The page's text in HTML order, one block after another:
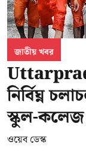
জাতীয় খবর
নির্বিঘ্ন
স্কুল-কলেজ
ওয়েব ডেস্ক